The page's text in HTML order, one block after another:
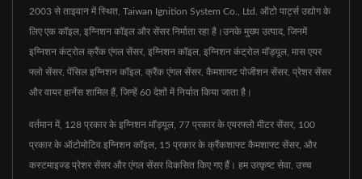
2003 से ताइवान में स्थित, Taiwan Ignition System Co., Ltd. ऑटो पार्ट्स उद्योग के
लिए एक कॉइल, इग्निशन कॉइल और सेंसर निर्माता रहा है।उनके मुख्य उत्पाद, जिनमें
इग्निशन कंट्रोल क्रैंक एंगल सेंसर, इग्निशन कॉइल, इग्निशन कंट्रोल मॉड्यूल, मास एयर
फ्लो सेंसर, पेंसिल इग्निशन कॉइल, क्रैंक एंगल सेंसर, कैमशाफ्ट पोजीशन सेंसर, प्रेशर सेंसर
और वायर हार्नेस शामिल हैं, जिन्हें 60 देशों में निर्यात किया जाता है।
वर्तमान में, 128 प्रकार के इग्निशन मॉड्यूल, 77 प्रकार के एयरफ्लो मीटर सेंसर, 100
प्रकार के ऑटोमोटिव इग्निशन कॉइल, 15 प्रकार के क्रैंकशाफ्ट कैमशाफ्ट सेंसर, और
कस्टमाइज्ड प्रेशर सेंसर और एंगल सेंसर विकसित किए गए हैं। हम उत्कृष्ट सेवा, उच्च